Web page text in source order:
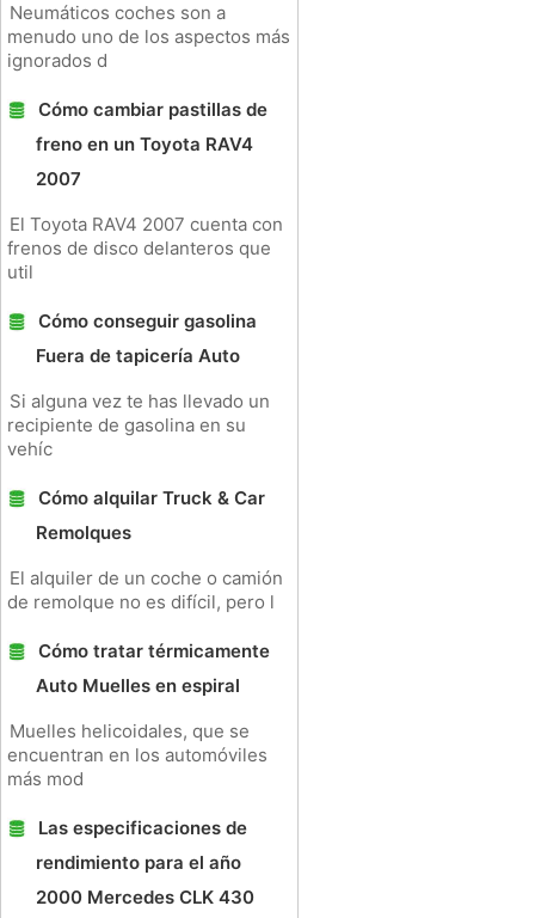
Neumáticos coches son a
menudo uno de los aspectos más
ignorados d
Cómo cambiar pastillas de
freno en un Toyota RAV4
2007
El Toyota RAV4 2007 cuenta con
frenos de disco delanteros que
util
Cómo conseguir gasolina
Fuera de tapicería Auto
Si alguna vez te has llevado un
recipiente de gasolina en su
vehíc
Cómo alquilar Truck & Car
Remolques
El alquiler de un coche o camión
de remolque no es difícil, pero l
Cómo tratar térmicamente
Auto Muelles en espiral
Muelles helicoidales, que se
encuentran en los automóviles
más mod
Las especificaciones de
rendimiento para el año
2000 Mercedes CLK 430